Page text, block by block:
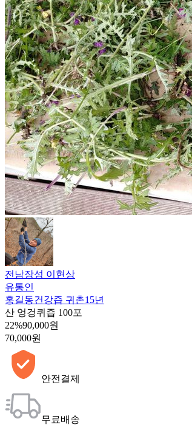
전남장성 이현상
유통인
홍길동건강즙 귀촌15년
산 엉겅퀴즙 100포
22%90,000원
70,000원
안전결제
무료배송